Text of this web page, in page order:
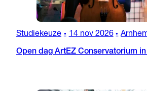
Studiekeuze • 14 nov 2026 •
Open dag ArtEZ Conservatorium